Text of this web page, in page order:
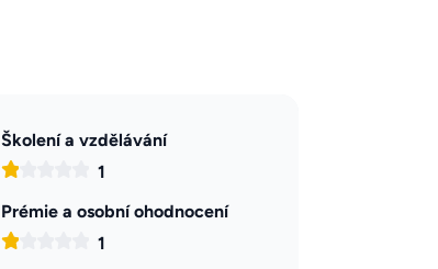
Školení a vzdělávání
1
Prémie a osobní ohodnocení
1